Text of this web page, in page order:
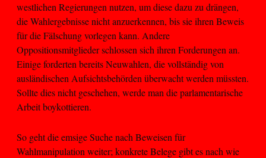
westlichen Regierungen nutzen, um diese dazu zu drängen,
die Wahlergebnisse nicht anzuerkennen, bis sie ihren Beweis
für die Fälschung vorlegen kann. Andere
Oppositionsmitglieder schlossen sich ihren Forderungen an.
Einige forderten bereits Neuwahlen, die vollständig von
ausländischen Aufsichtsbehörden überwacht werden müssten.
Sollte dies nicht geschehen, werde man die parlamentarische
Arbeit boykottieren.
So geht die emsige Suche nach Beweisen für
Wahlmanipulation weiter; konkrete Belege gibt es nach wie